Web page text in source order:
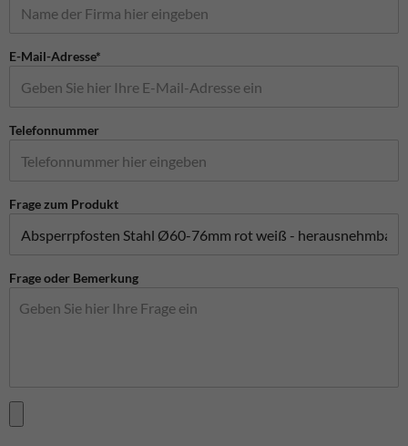
E-Mail-Adresse*
Telefonnummer
Frage zum Produkt
Frage oder Bemerkung